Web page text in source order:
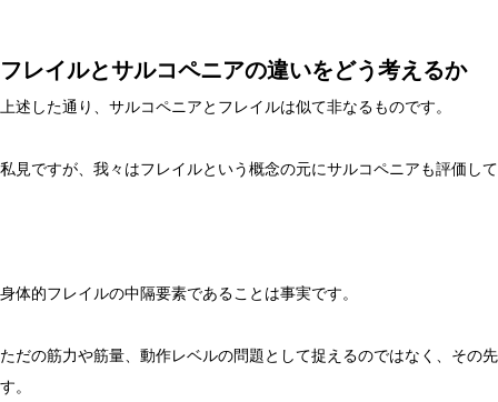
フレイルとサルコペニアの違いをどう考えるか
上述した通り、サルコペニアとフレイルは似て非なるものです。
私見ですが、我々はフレイルという概念の元にサルコペニアも評価し
身体的フレイルの中隔要素であることは事実です。
ただの筋力や筋量、動作レベルの問題として捉えるのではなく、その
す。